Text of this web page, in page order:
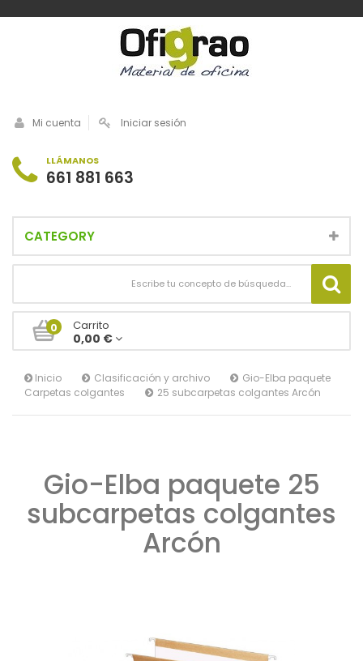
Mi cuenta Iniciar sesión
LLÁMANOS
661 881 663
CATEGORY
0 Carrito
0,00 €
Inicio
Clasificación y archivo
Carpetas colgantes
Gio-Elba paquete
25 subcarpetas colgantes Arcón
Gio-Elba paquete 25
subcarpetas colgantes
Arcón